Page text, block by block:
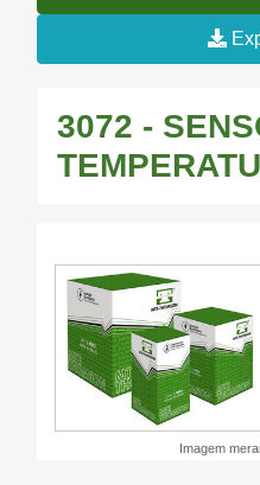
3072 -
Imagem